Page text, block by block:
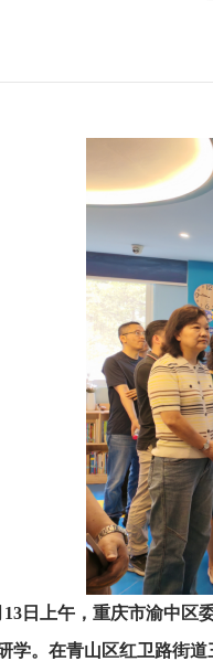
13日上午，重庆市渝中区
学。在青山区红卫路街